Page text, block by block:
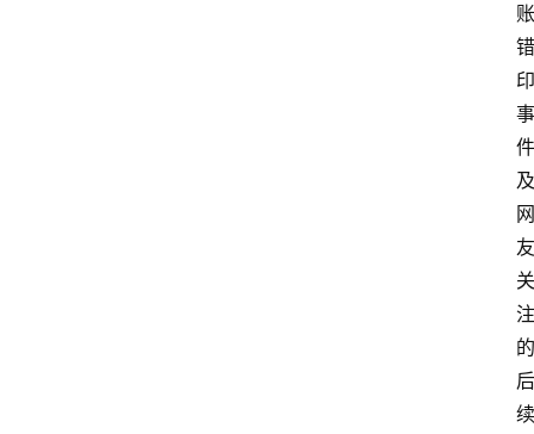
账
错
印
事
件
及
网
友
关
注
的
后
续